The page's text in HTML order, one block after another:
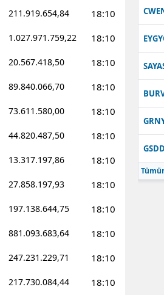
Niğde
Ordu
Rize
Sakarya
211.919.654,84 18:10
1.027.971.759,22 18:10
20.567.418,50 18:10
89.840.066,70 18:10
73.611.580,00 18:10
44.820.487,50 18:10
13.317.197,86 18:10
27.858.197,93 18:10
197.138.644,75 18:10
881.093.683,64 18:10
247.231.229,71 18:10
217.730.084,44 18:10